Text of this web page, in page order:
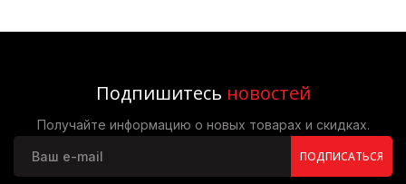
Подпишитесь новостей
Получайте информацию о новых товарах и скидках.
ПОДПИСАТЬСЯ